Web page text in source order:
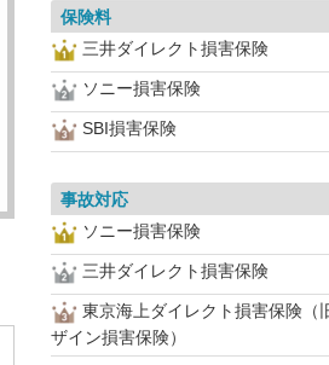
保険料
三井ダイレクト損害保険
ソニー損害保険
SBI損害保険
事故対応
ソニー損害保険
三井ダイレクト損害保険
東京海上ダイレクト損害保険（
ザイン損害保険）